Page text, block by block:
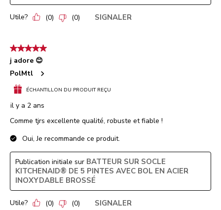
Utile? (0) (0) SIGNALER
5 étoile(s) sur 5.
j adore 😊
PolMtl
ÉCHANTILLON DU PRODUIT REÇU
il y a 2 ans
Comme tjrs excellente qualité, robuste et fiable !
Oui, Je recommande ce produit.
Publication initiale sur BATTEUR SUR SOCLE
KITCHENAID® DE 5 PINTES AVEC BOL EN ACIER
INOXYDABLE BROSSÉ
Utile? (0) (0) SIGNALER